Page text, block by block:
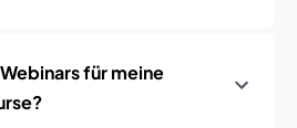
für meine